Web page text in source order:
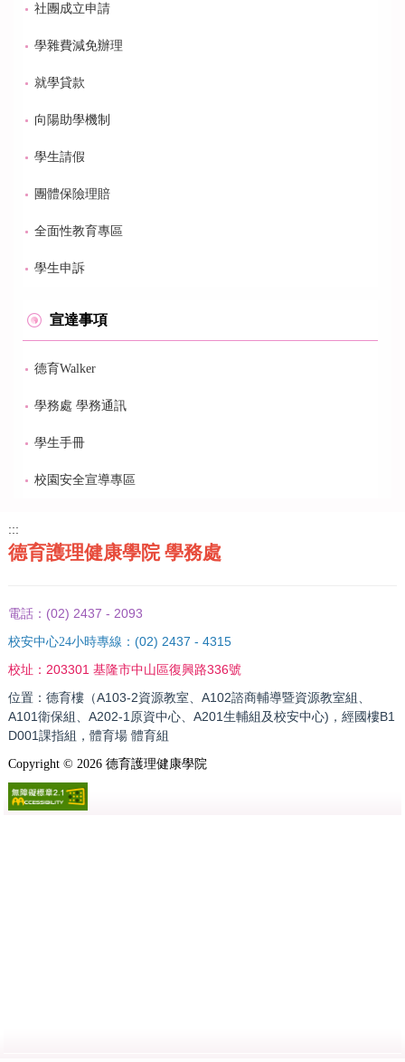
社團成立申請
學雜費減免辦理
就學貸款
向陽助學機制
學生請假
團體保險理賠
全面性教育專區
學生申訴
宣達事項
德育Walker
學務處 學務通訊
學生手冊
校園安全宣導專區
:::
德育護理健康學院 學務處
電話： (02) 2437 - 2093
校安中心24小時專線： (02) 2437 - 4315
校址： 203301 基隆市中山區復興路336號
位置：德育樓（A103-2資源教室、A102諮商輔導暨資源教室組、
A101衛保組、A202-1原資中心、A201生輔組及校安中心)，經國樓B1
D001課指組，體育場 體育組
Copyright © 2026德育護理健康學院